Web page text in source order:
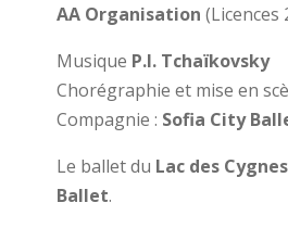
AA Organisation (Licences
Musique P.I. Tchaïkovsky
Chorégraphie et mise en
Compagnie : Sofia City
Le ballet du Lac des Cygnes
Ballet.